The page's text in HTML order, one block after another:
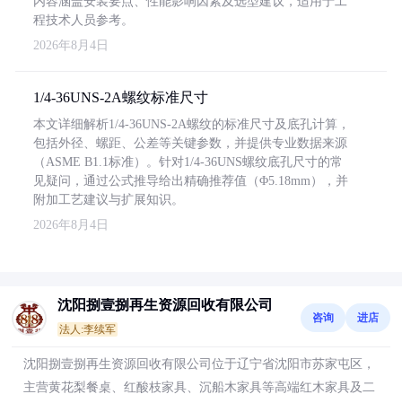
程技术人员参考。
2026年8月4日
1/4-36UNS-2A螺纹标准尺寸
本文详细解析1/4-36UNS-2A螺纹的标准尺寸及底孔计算，
包括外径、螺距、公差等关键参数，并提供专业数据来源
（ASME B1.1标准）。针对1/4-36UNS螺纹底孔尺寸的常
见疑问，通过公式推导给出精确推荐值（Φ5.18mm），并
附加工艺建议与扩展知识。
2026年8月4日
沈阳捌壹捌再生资源回收有限公司
法人:李续军
咨询 进店
沈阳捌壹捌再生资源回收有限公司位于辽宁省沈阳市苏家屯区，
主营黄花梨餐桌、红酸枝家具、沉船木家具等高端红木家具及二